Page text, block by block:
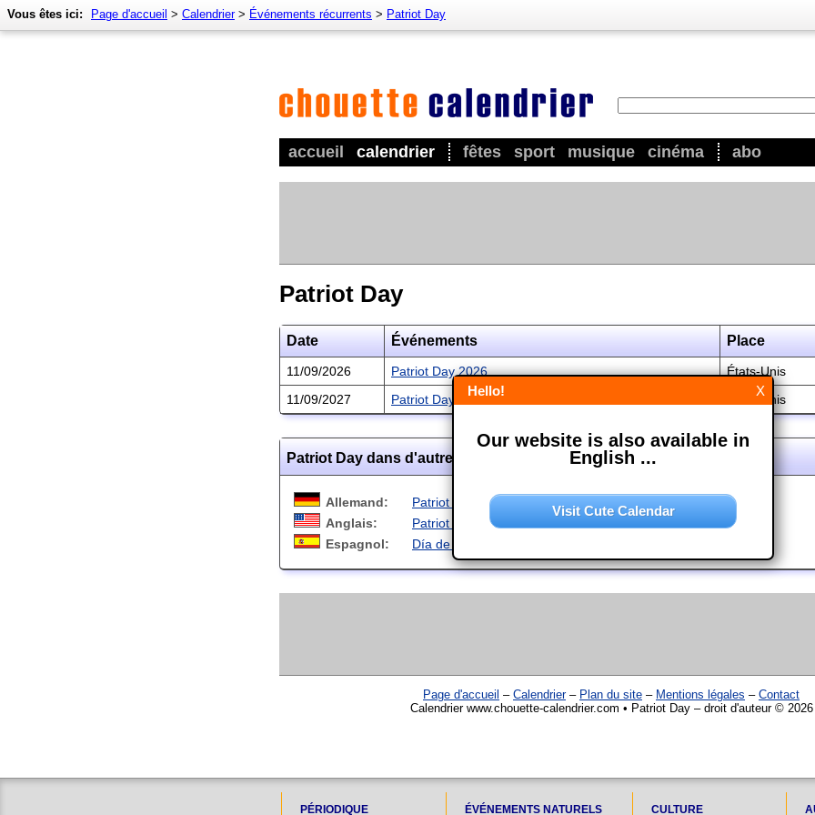
accueil calendrier fêtes sport musique cinéma abo
Vous êtes ici: Page d'accueil > Calendrier> Événements récurrents > Patriot Day
Patriot Day
Date Événements Place
11/09/2026 Patriot Day 2026
États-Unis
11/09/2027
Patriot Day 2027 États-Unis
Patriot Day dans d'autres langues
Allemand:
Patriot Day
Anglais:
Patriot Day
Espagnol:
Día de los Patriotas
Page d'accueil – Calendrier– Plan du site – Mentions légales – Contact
Calendrier www.chouette-calendrier.com • Patriot Day – droit d'auteur © 2026
PÉRIODIQUE ÉVÉNEMENTS NATURELS CULTURE
X
Hello!
Our website is also available in
English ...
Visit Cute Calendar